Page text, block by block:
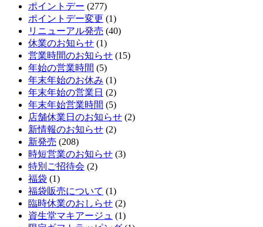
ポイントデー (277)
ポイントデー変更 (1)
リニューアル発売 (40)
休業のお知らせ (1)
営業時間のお知らせ (15)
年始の営業時間 (5)
年末年始のお休み (1)
年末年始の営業日 (2)
年末年始営業時間 (5)
店舗休業日のお知らせ (2)
新情報のお知らせ (2)
新発売 (208)
時短営業のお知らせ (3)
特別ご招待会 (2)
福袋 (1)
福袋販売について (1)
臨時休業のおしらせ (2)
資生堂マキアージュ (1)